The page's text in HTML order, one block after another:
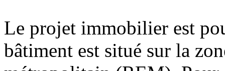
Le projet immobilier est
bâtiment est situé sur la